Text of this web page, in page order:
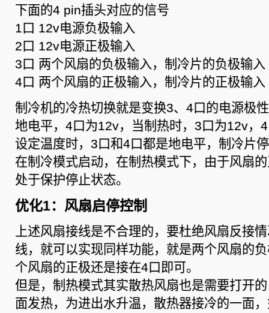
下面的4 pin插头对应的信号
1口 12v电源负极输入
2口 12v电源正极输入
3口 两个风扇的负极输入，制冷片的负极输入
4口 两个风扇的正极输入，制冷片的正极输入
制冷机的冷热切换就是变换3、4口的电源极
地电平，4口为12v，当制热时，3口为12v，
设定温度时，3口和4口都是地电平，制冷片
在制冷模式启动，在制热模式下，由于风扇
处于保护停止状态。
优化1：风扇启停控制
上述风扇接线是不合理的，要杜绝风扇反接
线，就可以实现同样功能，就是两个风扇的
个风扇的正极还是接在4口即可。
但是，制热模式其实散热风扇也是需要打开
面发热，为进出水升温，散热器接冷的一面